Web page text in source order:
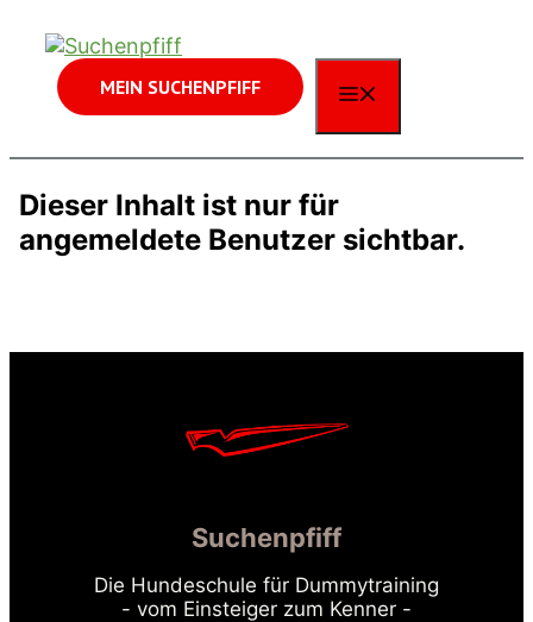
Inhalt
springen
MEIN SUCHENPFIFF
Dieser Inhalt ist nur für
angemeldete Benutzer sichtbar.
Suchenpfiff
Die Hundeschule für Dummytraining
- vom Einsteiger zum Kenner -